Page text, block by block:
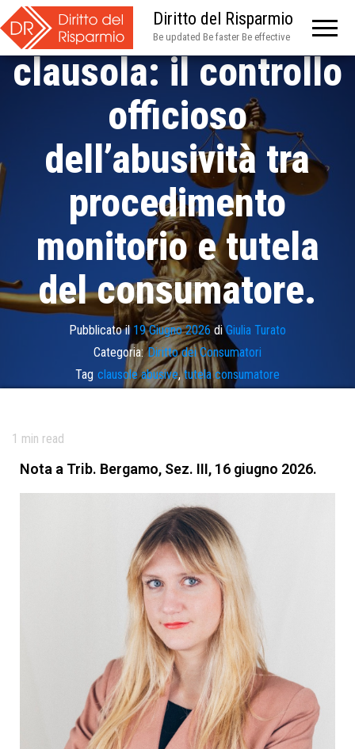
Diritto del Risparmio
Be updated Be faster Be effective
Prima del credito, la
clausola: il controllo
officioso
dell’abusività tra
procedimento
monitorio e tutela
del consumatore.
Pubblicato il19 Giugno 2026 diGiulia Turato
Categoria: Diritto dei Consumatori
Tag clausole abusive,tutela consumatore
1 min read
Nota a Trib. Bergamo, Sez. III, 16 giugno 2026.